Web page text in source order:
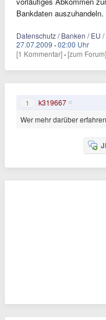
Bankdaten auszuhandeln.
Datenschutz / Banken / EU
27.07.2009 ·02:00 Uhr
[1 Kommentar] ·[zum Forum]
1 k319667
Wer mehr darüber